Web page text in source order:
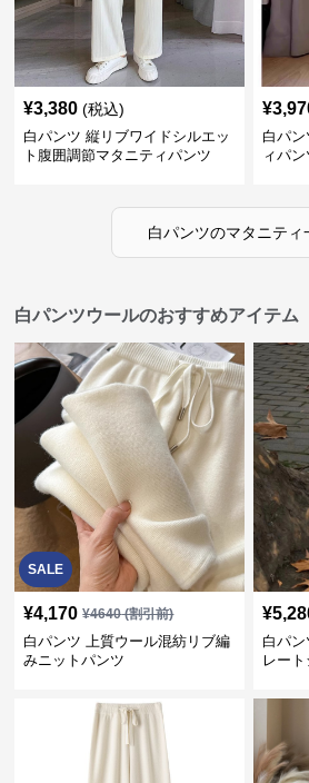
¥3,380 (税込)
白パンツ 縦リブワイドシルエッ
ト腹囲調節マタニティパンツ
¥
白パ
ィパン
白パンツのマタニティ
白パンツウールのおすすめアイテム
SALE
¥4,170 ¥4640(割引前)
白パンツ 上質ウール混紡リブ編
みニットパンツ
¥
白パ
レー